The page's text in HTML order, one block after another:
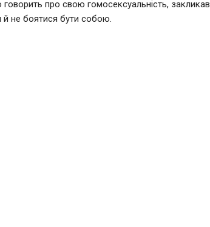
говорить про свою гомосексуальність, закликав
не боятися бути собою.